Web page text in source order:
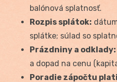
balónová splatnosť.
Rozpis splátok:
splátke; súlad so
Prázdniny a odklady:
a dopad na cenu
Poradie zápočtu